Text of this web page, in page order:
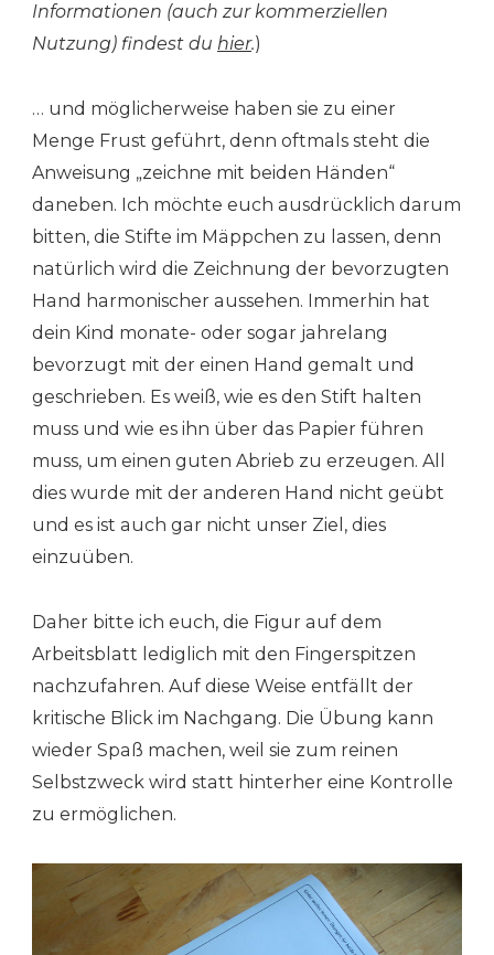
Informationen (auch zur kommerziellen
Nutzung) findest du hier.)
… und möglicherweise haben sie zu einer
Menge Frust geführt, denn oftmals steht die
Anweisung „zeichne mit beiden Händen“
daneben. Ich möchte euch ausdrücklich darum
bitten, die Stifte im Mäppchen zu lassen, denn
natürlich wird die Zeichnung der bevorzugten
Hand harmonischer aussehen. Immerhin hat
dein Kind monate- oder sogar jahrelang
bevorzugt mit der einen Hand gemalt und
geschrieben. Es weiß, wie es den Stift halten
muss und wie es ihn über das Papier führen
muss, um einen guten Abrieb zu erzeugen. All
dies wurde mit der anderen Hand nicht geübt
und es ist auch gar nicht unser Ziel, dies
einzuüben.
Daher bitte ich euch, die Figur auf dem
Arbeitsblatt lediglich mit den Fingerspitzen
nachzufahren. Auf diese Weise entfällt der
kritische Blick im Nachgang. Die Übung kann
wieder Spaß machen, weil sie zum reinen
Selbstzweck wird statt hinterher eine Kontrolle
zu ermöglichen.